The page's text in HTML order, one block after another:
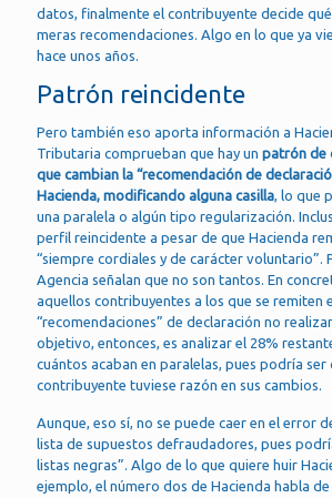
datos, finalmente el contribuyente decide
meras recomendaciones. Algo en lo que ya
hace unos años.
Patrón reincidente
Pero también eso aporta información a
Tributaria comprueban que hay un patrón de
que cambian la “recomendación de
Hacienda, modificando alguna casilla, lo que
una paralela o algún tipo regularización.
perfil reincidente a pesar de que Hacienda
“siempre cordiales y de carácter voluntario”.
Agencia señalan que no son tantos. En
aquellos contribuyentes a los que se remiten
“recomendaciones” de declaración no
objetivo, entonces, es analizar el 28%
cuántos acaban en paralelas, pues podría ser
contribuyente tuviese razón en sus cambios.
Aunque, eso sí, no se puede caer en el error
lista de supuestos defraudadores, pues
listas negras”. Algo de lo que quiere huir
ejemplo, el número dos de Hacienda habla de